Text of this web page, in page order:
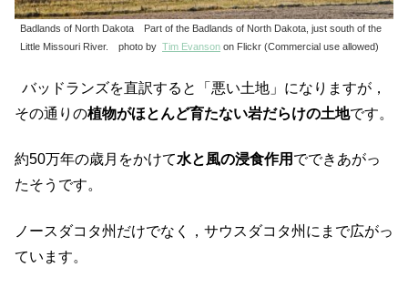
Badlands of North Dakota Part of the Badlands of North Dakota, just south of the
Little Missouri River. photo by Tim Evanson on Flickr (Commercial use allowed)
バッドランズを直訳すると「悪い土地」になりますが，
その通りの植物がほとんど育たない岩だらけの土地です。
約50万年の歳月をかけて水と風の浸食作用 でできあがっ
たそうです。
ノースダコタ州だけでなく，サウスダコタ州にまで広がっ
ています。